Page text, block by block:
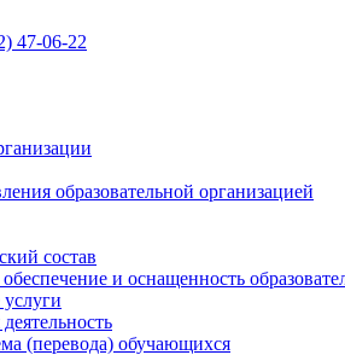
47-06-22
образовательной организацией
состав
и оснащенность
(перевода) обучающихся